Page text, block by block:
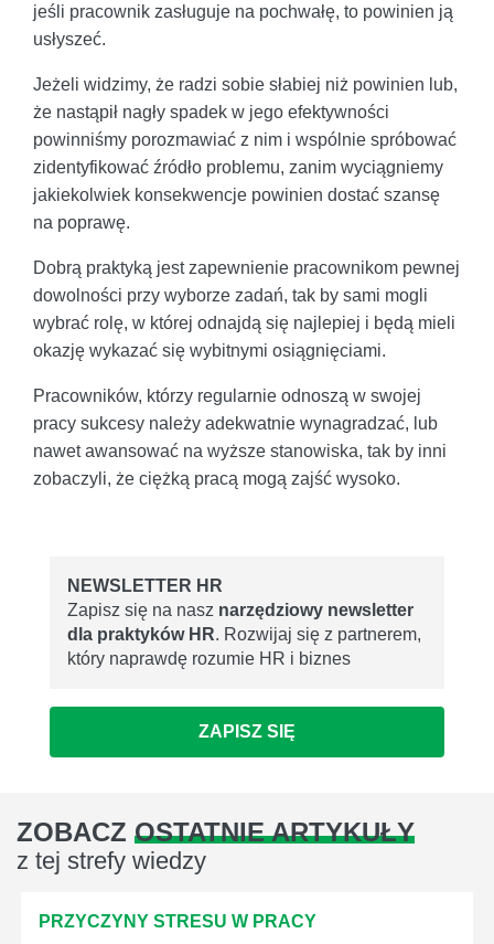
jeśli pracownik zasługuje na pochwałę, to powinien ją
usłyszeć.
Jeżeli widzimy, że radzi sobie słabiej niż powinien lub,
że nastąpił nagły spadek w jego efektywności
powinniśmy porozmawiać z nim i wspólnie spróbować
zidentyfikować źródło problemu, zanim wyciągniemy
jakiekolwiek konsekwencje powinien dostać szansę
na poprawę.
Dobrą praktyką jest zapewnienie pracownikom pewnej
dowolności przy wyborze zadań, tak by sami mogli
wybrać rolę, w której odnajdą się najlepiej i będą mieli
okazję wykazać się wybitnymi osiągnięciami.
Pracowników, którzy regularnie odnoszą w swojej
pracy sukcesy należy adekwatnie wynagradzać, lub
nawet awansować na wyższe stanowiska, tak by inni
zobaczyli, że ciężką pracą mogą zajść wysoko.
NEWSLETTER HR
Zapisz się na nasz narzędziowy newsletter
dla praktyków HR. Rozwijaj się z partnerem,
który naprawdę rozumie HR i biznes
ZAPISZ SIĘ
ZOBACZ OSTATNIE ARTYKUŁY
z tej strefy wiedzy
PRZYCZYNY STRESU W PRACY